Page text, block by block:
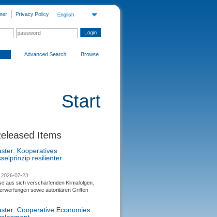
English
Privacy Policy
Advanced Search Browse
Start
Items
Kooperatives
resilienter
2026-07-23
aus sich verschärfenden Klimafolgen,
sowie autoritären Griffen
Cooperative Economies